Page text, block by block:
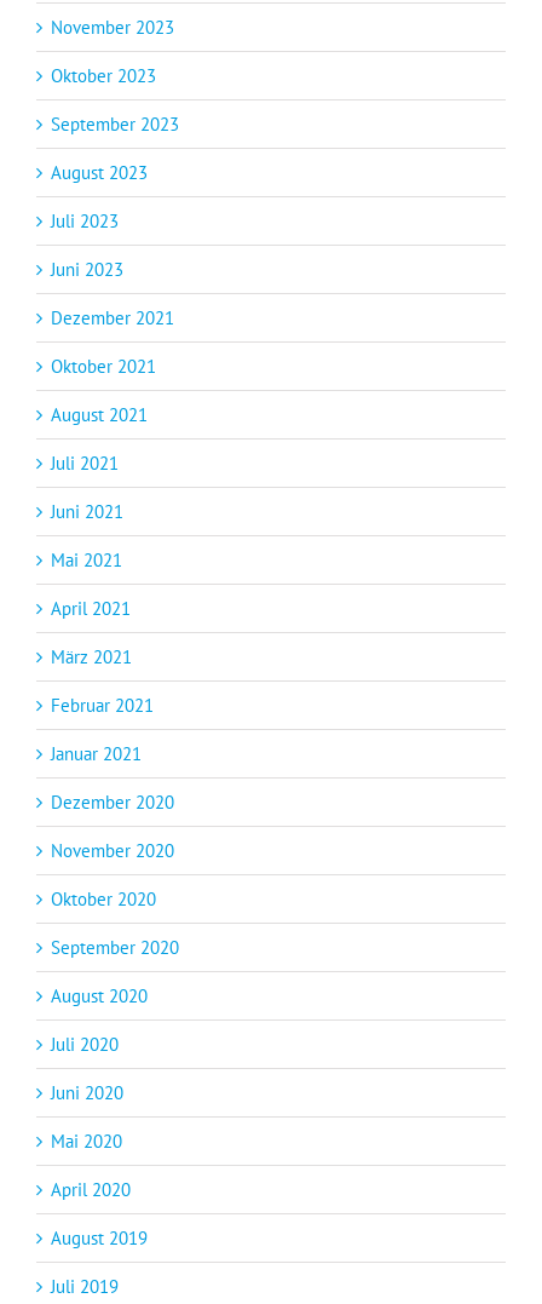
November 2023
Oktober 2023
September 2023
August 2023
Juli 2023
Juni 2023
Dezember 2021
Oktober 2021
August 2021
Juli 2021
Juni 2021
Mai 2021
April 2021
März 2021
Februar 2021
Januar 2021
Dezember 2020
November 2020
Oktober 2020
September 2020
August 2020
Juli 2020
Juni 2020
Mai 2020
April 2020
August 2019
Juli 2019